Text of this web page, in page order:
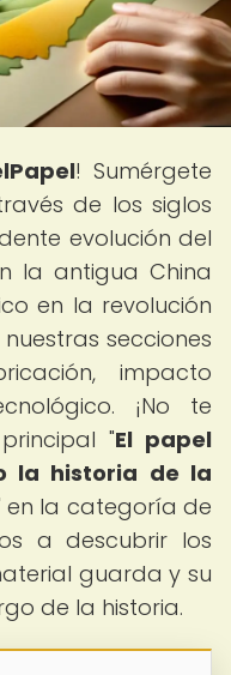
! Sumérgete
de los siglos
evolución del
la antigua China
en la revolución
secciones
impacto
¡No te
"El papel
la historia de la
en la categoría de
a descubrir los
guarda y su
de la historia.